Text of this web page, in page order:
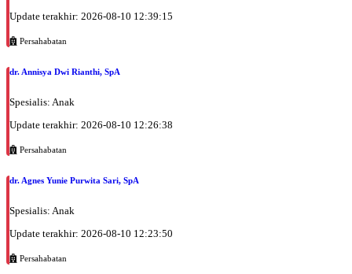
Update terakhir: 2026-08-10 12:39:15
Persahabatan
dr. Annisya Dwi Rianthi, SpA
Spesialis: Anak
Update terakhir: 2026-08-10 12:26:38
Persahabatan
dr. Agnes Yunie Purwita Sari, SpA
Spesialis: Anak
Update terakhir: 2026-08-10 12:23:50
Persahabatan